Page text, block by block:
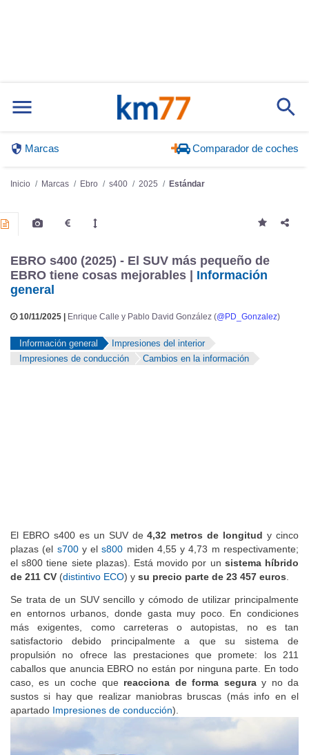
Marcas Comparador de coches
Inicio Marcas Ebro s400 2025 Estándar
EBRO s400 (2025) - El SUV más pequeño de
EBRO tiene cosas mejorables | Información
general
10/11/2025 | Enrique Calle y Pablo David González (@PD_Gonzalez)
Información general
Impresiones del interior
Impresiones de conducción
Cambios en la información
El EBRO s400 es un SUV de4,32 metros de longitud y cinco
plazas (el s700y els800 miden 4,55 y 4,73 m respectivamente;
el s800 tiene siete plazas). Está movido por un sistema híbrido
de 211 CV (distintivo ECO) y su precio parte de 23 457 euros
Se trata de un SUV sencillo y cómodo de utilizar principalmente
en entornos urbanos, donde gasta muy poco. En condiciones
más exigentes, como carreteras o autopistas, no es tan
satisfactorio debido principalmente a que su sistema de
propulsión no ofrece las prestaciones que promete: los 211
caballos que anuncia EBRO no están por ninguna parte. En todo
caso, es un coche que reacciona de forma seguray no da
sustos si hay que realizar maniobras bruscas (más info en el
apartado Impresiones de conducción).